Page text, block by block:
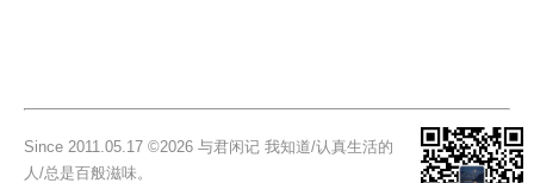
Since 2011.05.17 ©2026 与君闲记 我知道/认真生活的
人/总是百般滋味。